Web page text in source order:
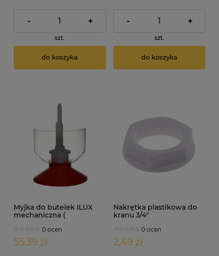
- +
szt.
do koszyka
- +
szt.
do koszyka
Myjka do butelek ILUX
mechaniczna (
0 ocen
55,39 zł
Nakrętka plastikowa do
kranu 3/4"
0 ocen
2,49 zł